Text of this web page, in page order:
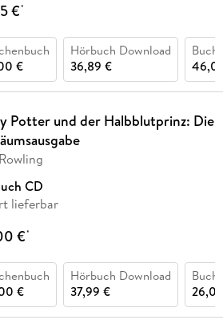
€*
€
Hörbuch Download
36,89 €
Buch
Potter und der Halbblutprinz: Die
CD
lieferbar
€*
€
Hörbuch Download
37,99 €
Buch